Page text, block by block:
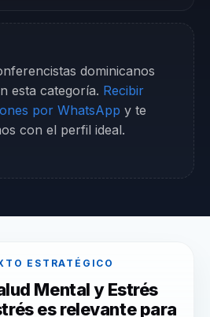
dominicanos
esta categoría. Recibir
por WhatsApp y te
con el perfil ideal.
ESTRATÉGICO
Mental y Estrés
es relevante para